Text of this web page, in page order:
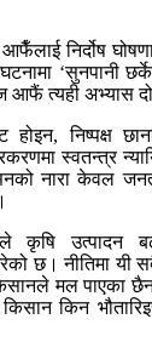
निर्दोष
‘सुनपानी
त्यही अभ्यास
होइन, निष्पक्ष
स्वतन्त्र
नारा केवल
कृषि उत्पादन
छ। नीतिमा यी
मल पाएका
किन